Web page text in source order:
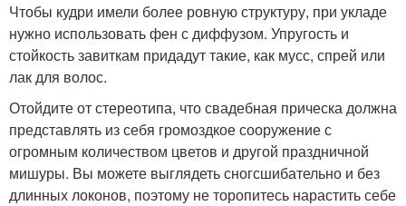
Чтобы кудри имели более ровную структуру, при укладе
нужно использовать фен с диффузом. Упругость и
стойкость завиткам придадут такие, как мусс, спрей или
лак для волос.
Отойдите от стереотипа, что свадебная прическа должна
представлять из себя громоздкое сооружение с
огромным количеством цветов и другой праздничной
мишуры. Вы можете выглядеть сногсшибательно и без
длинных локонов, поэтому не торопитесь нарастить себе